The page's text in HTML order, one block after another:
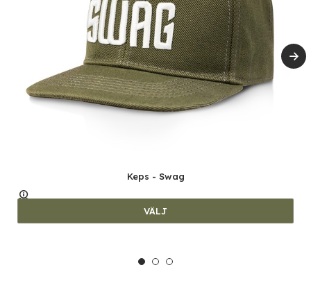
Keps - Swag
VÄLJ